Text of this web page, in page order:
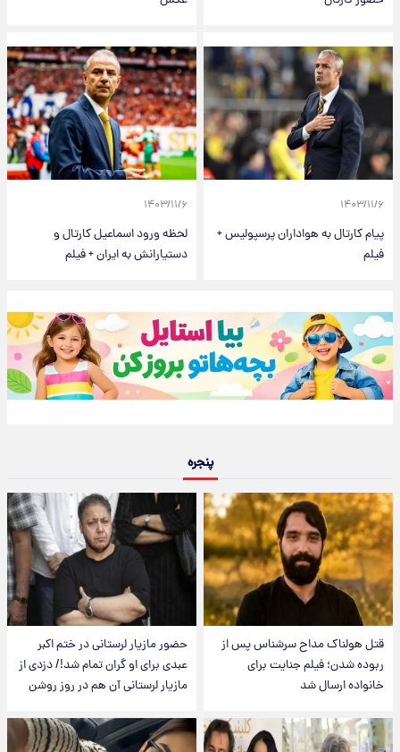
۱۴۰۳/۱۱/۶
پیام کارتال به هواداران پرسپولیس +
فیلم
۱۴۰۳/۱۱/۶
لحظه ورود اسماعیل کارتال و
دستیارانش به ایران + فیلم
پنجره
قتل هولناک مداح سرشناس پس از
ربوده شدن؛ فیلم جنایت برای
خانواده ارسال شد
حضور مازیار لرستانی در ختم اکبر
عبدی برای او گران تمام شد!/ دزدی از
مازیار لرستانی آن هم در روز روشن